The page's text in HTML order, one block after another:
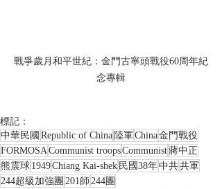
戰爭歲月和平世紀：金門古寧頭戰役60周年紀
念專輯
標記：
中華民國 Republic of China 陸軍China金門戰役
FORMOSACommunist troopsCommunist蔣中正
熊震球 1949Chiang Kai-shek 民國38年中共共軍
244超級加強團 201師 244團